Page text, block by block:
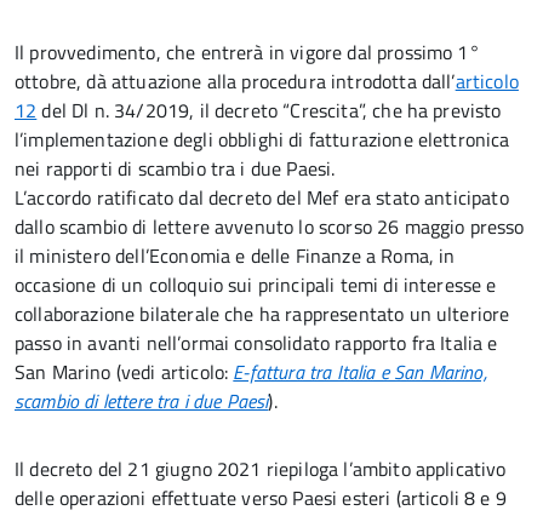
Il provvedimento, che entrerà in vigore dal prossimo 1°
ottobre, dà attuazione alla procedura introdotta dall’articolo
12 del Dl n. 34/2019, il decreto “Crescita”, che ha previsto
l’implementazione degli obblighi di fatturazione elettronica
nei rapporti di scambio tra i due Paesi.
L’accordo ratificato dal decreto del Mef era stato anticipato
dallo scambio di lettere avvenuto lo scorso 26 maggio presso
il ministero dell’Economia e delle Finanze a Roma, in
occasione di un colloquio sui principali temi di interesse e
collaborazione bilaterale che ha rappresentato un ulteriore
passo in avanti nell’ormai consolidato rapporto fra Italia e
San Marino (vedi articolo: E-fattura tra Italia e San Marino,
scambio di lettere tra i due Paesi).
Il decreto del 21 giugno 2021 riepiloga l’ambito applicativo
delle operazioni effettuate verso Paesi esteri (articoli 8 e 9